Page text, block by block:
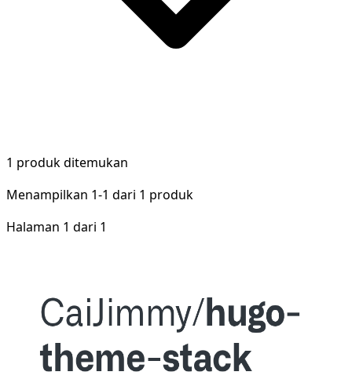
1 produk ditemukan
Menampilkan 1-1 dari 1 produk
Halaman 1 dari 1